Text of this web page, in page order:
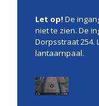
Let op! De
niet te zien. De
Dorpsstraat 254.
lantaarnpaal.